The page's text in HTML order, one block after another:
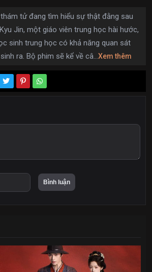
tử đang tìm hiểu sự thật đằng sau
Jin, một giáo viên trung học hài hước,
sinh trung học có khả năng quan sát
ra. Bộ phim sẽ kể về câ...Xem thêm